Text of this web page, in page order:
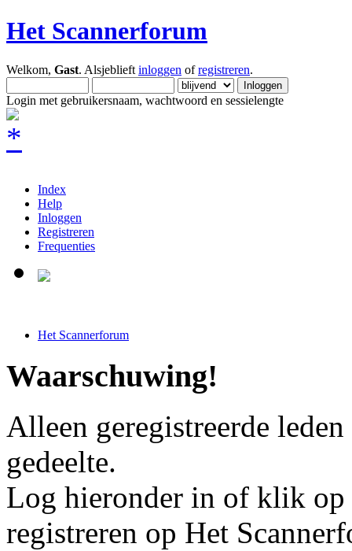
Het Scannerforum
Welkom, Gast. Alsjeblieft inloggen ofregistreren.
Login met gebruikersnaam, wachtwoord en sessielengte
Index
Help
Inloggen
Registreren
Frequenties
Het Scannerforum
Waarschuwing!
Alleen geregistreerde
gedeelte.
Log hieronder in of klik op
registreren op Het